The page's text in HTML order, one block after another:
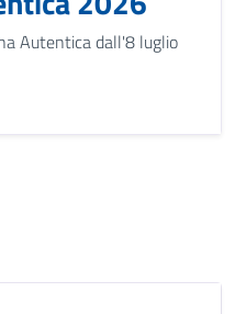
Autentica dall'8 luglio
SERINA AUTENTICA DALL'8